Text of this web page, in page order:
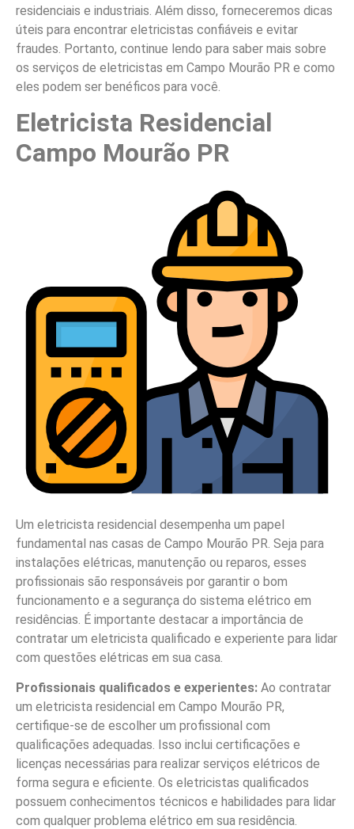
residenciais e industriais. Além disso, forneceremos dicas
úteis para encontrar eletricistas confiáveis e evitar
fraudes. Portanto, continue lendo para saber mais sobre
os serviços de eletricistas em Campo Mourão PR e como
eles podem ser benéficos para você.
Eletricista Residencial
Campo Mourão PR
Um eletricista residencial desempenha um papel
fundamental nas casas de Campo Mourão PR. Seja para
instalações elétricas, manutenção ou reparos, esses
profissionais são responsáveis por garantir o bom
funcionamento e a segurança do sistema elétrico em
residências. É importante destacar a importância de
contratar um eletricista qualificado e experiente para lidar
com questões elétricas em sua casa.
Profissionais qualificados e experientes: Ao contratar
um eletricista residencial em Campo Mourão PR,
certifique-se de escolher um profissional com
qualificações adequadas. Isso inclui certificações e
licenças necessárias para realizar serviços elétricos de
forma segura e eficiente. Os eletricistas qualificados
possuem conhecimentos técnicos e habilidades para lidar
com qualquer problema elétrico em sua residência.